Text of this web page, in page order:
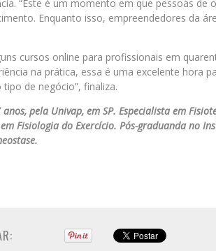
“Este é um momento em que pessoas de
Enquanto isso, empreendedores da
cursos online para profissionais em
na prática, essa é uma excelente hora
de negócio”, finaliza.
pela Univap, em SP. Especialista em
Fisiologia do Exercício. Pós-graduanda no